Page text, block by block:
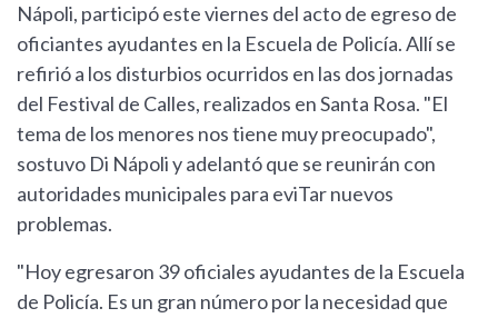
Nápoli, participó este viernes del acto de egreso de
oficiantes ayudantes en la Escuela de Policía. Allí se
refirió a los disturbios ocurridos en las dos jornadas
del Festival de Calles, realizados en Santa Rosa. "El
tema de los menores nos tiene muy preocupado",
sostuvo Di Nápoli y adelantó que se reunirán con
autoridades municipales para eviTar nuevos
problemas.
"Hoy egresaron 39 oficiales ayudantes de la Escuela
de Policía. Es un gran número por la necesidad que